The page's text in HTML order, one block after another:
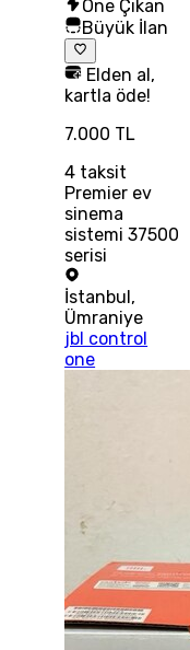
Öne Çıkan
Büyük İlan
Elden al,
kartla öde!
7.000 TL
4 taksit
Premier ev
sinema
sistemi 37500
serisi
İstanbul,
Ümraniye
jbl control
one